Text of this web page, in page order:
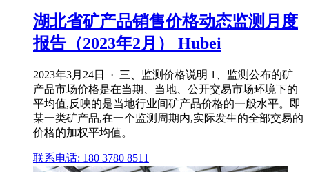
湖北省矿产品销售价格动态监测月度
报告（2023年2月） Hubei
2023年3月24日 · 三、监测价格说明 1、监测公布的矿
产品市场价格是在当期、当地、公开交易市场环境下的
平均值,反映的是当地行业间矿产品价格的一般水平。即
某一类矿产品,在一个监测周期内,实际发生的全部交易的
价格的加权平均值。
联系电话: 180 3780 8511